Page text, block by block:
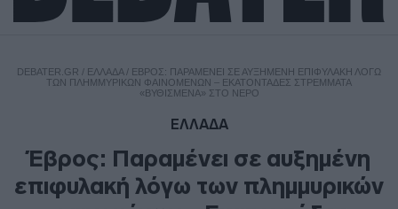
DEBATER.GR / ΕΛΛΑΔΑ/ ΈΒΡΟΣ: ΠΑΡΑΜΈΝΕΙ ΣΕ ΑΥΞΗΜΈΝΗ ΕΠΙΦΥΛΑΚΉ ΛΌΓΩ
ΤΩΝ ΠΛΗΜΜΥΡΙΚΏΝ ΦΑΙΝΟΜΈΝΩΝ – ΕΚΑΤΟΝΤΆΔΕΣ ΣΤΡΈΜΜΑΤΑ
«ΒΥΘΙΣΜΈΝΑ» ΣΤΟ ΝΕΡΌ
ΕΛΛΑΔΑ
Έβρος: Παραμένει σε αυξημένη
επιφυλακή λόγω των πλημμυρικών